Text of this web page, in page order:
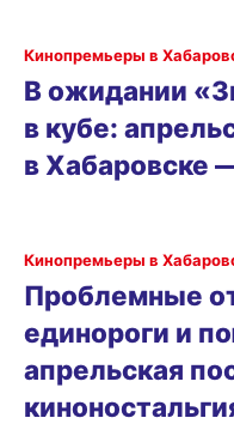
Кинопремьеры в
В ожидании
в кубе:
в Хабаровске
Кинопремьеры в
Проблемные
единороги и
апрельская